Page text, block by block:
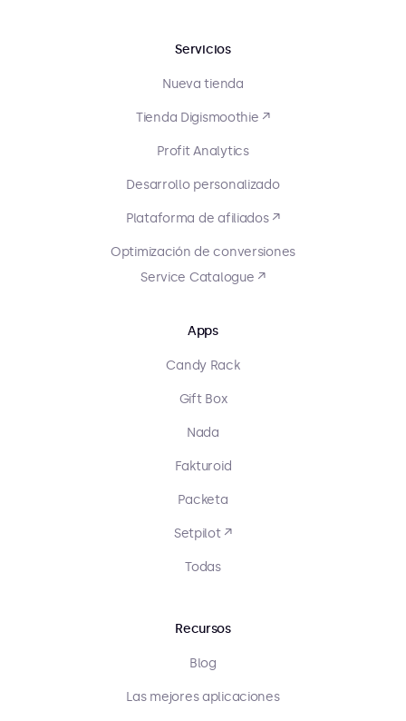
Servicios
Nueva tienda
Tienda Digismoothie ↗
Profit Analytics
Desarrollo personalizado
Plataforma de afiliados ↗
Optimización de conversiones
Service Catalogue ↗
Apps
Candy Rack
Gift Box
Nada
Fakturoid
Packeta
Setpilot ↗
Todas
Recursos
Blog
Las mejores aplicaciones